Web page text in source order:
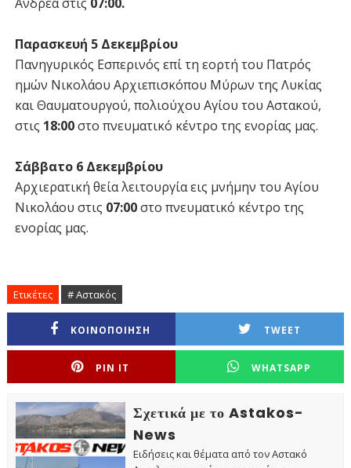
Παρασκευή 5 Δεκεμβρίου
Πανηγυρικός Εσπερινός επί τη εορτή του Πατρός
ημών Νικολάου Αρχιεπισκόπου Μύρων της Λυκίας
και Θαυματουργού, πολιούχου Αγίου του Αστακού,
στις 18:00στο πνευματικό κέντρο της ενορίας μας.
Σάββατο 6 Δεκεμβρίου
Αρχιερατική θεία λειτουργία εις μνήμην του Αγίου
Νικολάου στις 07:00στο πνευματικό κέντρο της
ενορίας μας.
Ετικέτες # Αστακός
ΚΟΙΝΟΠΟΙΗΣΗ TWEET
PIN IT WHATSAPP
Σχετικά με το Astakos-
News
Ειδήσεις και θέματα από τον Αστακό